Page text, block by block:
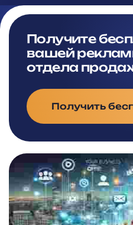
Получите
вашей
отдела
Получить